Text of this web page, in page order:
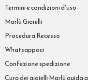
Termini e condizioni d'uso
Marlù Gioielli
Procedura Recesso
Whatsappaci
Confezione spedizione
Cura dei gioielli Marlù guida al